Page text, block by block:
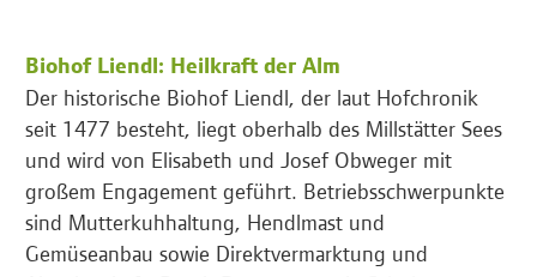
Biohof Liendl: Heilkraft der Alm
Der historische Biohof Liendl, der laut Hofchronik
seit 1477 besteht, liegt oberhalb des Millstätter Sees
und wird von Elisabeth und Josef Obweger mit
großem Engagement geführt. Betriebsschwerpunkte
sind Mutterkuhhaltung, Hendlmast und
Gemüseanbau sowie Direktvermarktung und